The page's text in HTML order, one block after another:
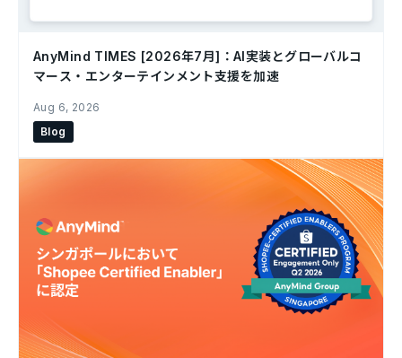
AnyMind TIMES [2026年7月]：AI実装とグローバルコ
マース・エンターテインメント支援を加速
Aug 6, 2026
Blog